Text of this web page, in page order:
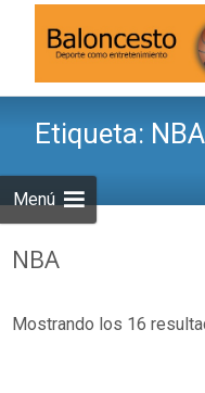
Menú
Etiqueta: NBA
NBA
Mostrando los 16